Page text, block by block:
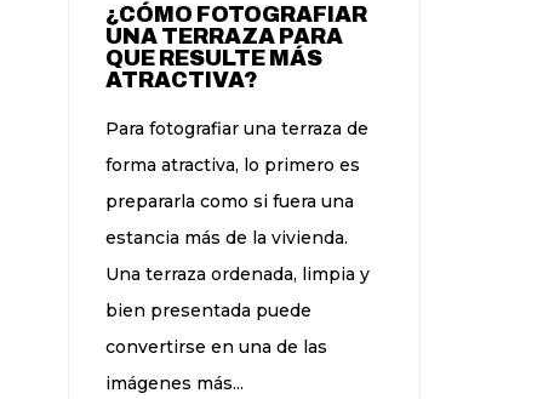
¿CÓMO FOTOGRAFIAR
UNA TERRAZA PARA
QUE RESULTE MÁS
ATRACTIVA?
Para fotografiar una terraza de
forma atractiva, lo primero es
prepararla como si fuera una
estancia más de la vivienda.
Una terraza ordenada, limpia y
bien presentada puede
convertirse en una de las
imágenes más...